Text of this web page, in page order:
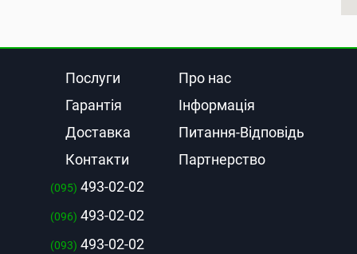
Про нас
Інформація
Питання-Відповідь
Партнерство
Послуги
Гарантія
Доставка
Контакти
(095) 493-02-02
(096) 493-02-02
(093) 493-02-02